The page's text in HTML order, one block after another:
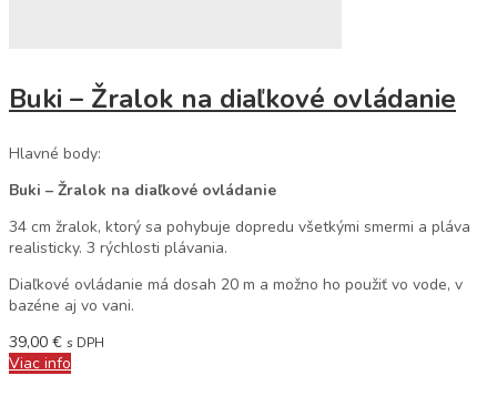
Buki – Žralok na diaľkové ovládanie
Hlavné body:
Buki – Žralok na diaľkové ovládanie
34 cm žralok, ktorý sa pohybuje dopredu všetkými smermi a pláva
realisticky. 3 rýchlosti plávania.
Diaľkové ovládanie má dosah 20 m a možno ho použiť vo vode, v
bazéne aj vo vani.
39,00 € s DPH
Viac info